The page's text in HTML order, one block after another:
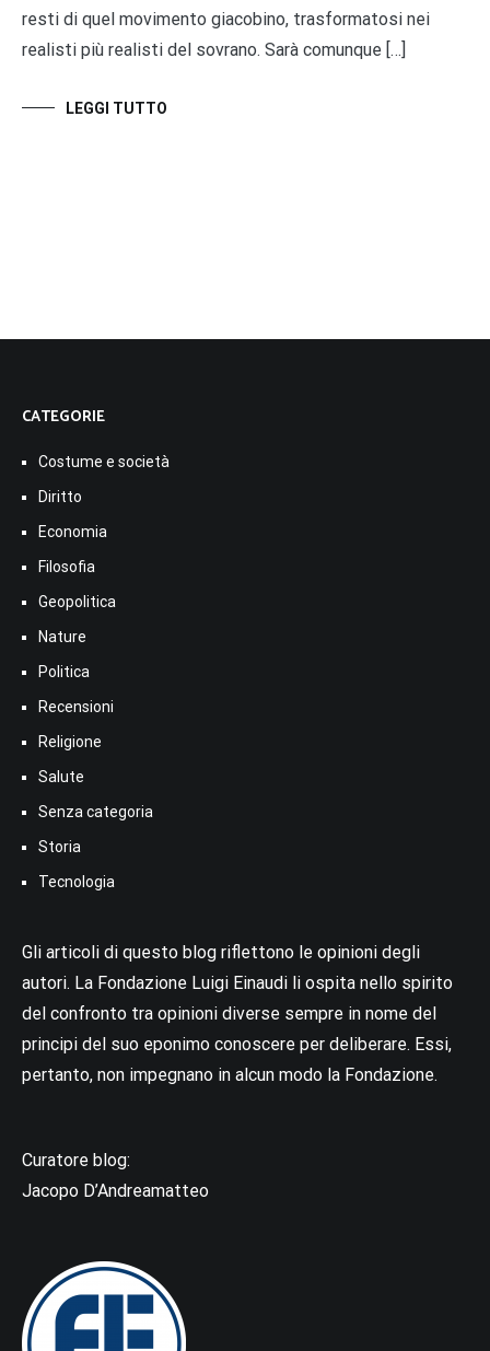
resti di quel movimento giacobino, trasformatosi nei
realisti più realisti del sovrano. Sarà comunque […]
LEGGI TUTTO
CATEGORIE
Costume e società
Diritto
Economia
Filosofia
Geopolitica
Nature
Politica
Recensioni
Religione
Salute
Senza categoria
Storia
Tecnologia
Gli articoli di questo blog riflettono le opinioni degli
autori. La Fondazione Luigi Einaudi li ospita nello spirito
del confronto tra opinioni diverse sempre in nome del
principi del suo eponimo conoscere per deliberare. Essi,
pertanto, non impegnano in alcun modo la Fondazione.
Curatore blog:
Jacopo D’Andreamatteo